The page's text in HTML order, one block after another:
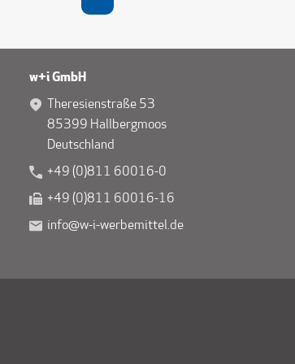
w+i GmbH
Theresienstraße 53
85399 Hallbergmoos
Deutschland
+49 (0)811 60016-0
+49 (0)811 60016-16
info@w-i-werbemittel.de